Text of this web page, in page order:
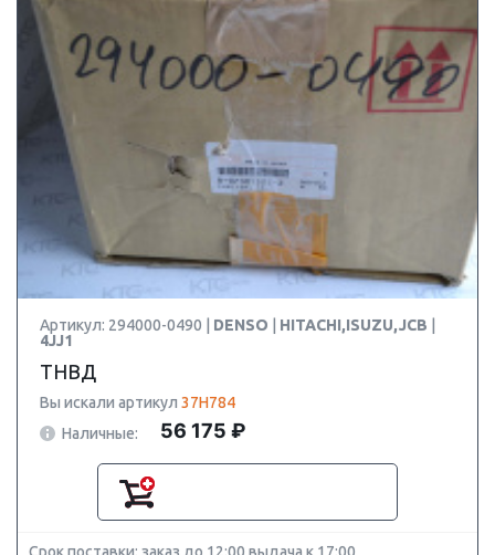
Артикул: 294000-0490 | DENSO HITACHI,ISUZU,JCB
4JJ1
ТНВД
Вы искали артикул 37H784
Наличные:
56 175 ₽